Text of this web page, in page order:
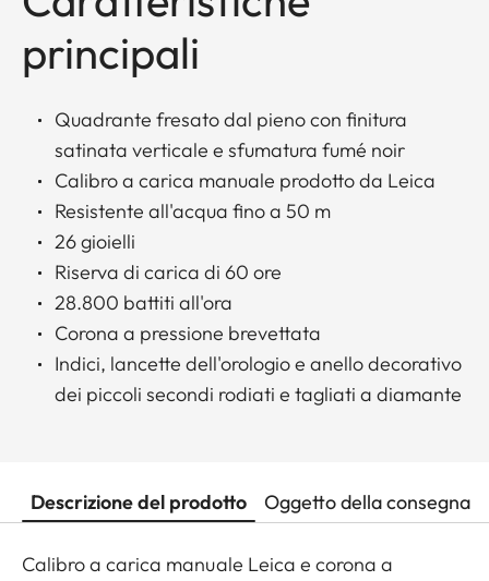
principali
Quadrante fresato dal pieno con finitura
satinata verticale e sfumatura fumé noir
Calibro a carica manuale prodotto da Leica
Resistente all'acqua fino a 50 m
26 gioielli
Riserva di carica di 60 ore
28.800 battiti all'ora
Corona a pressione brevettata
Indici, lancette dell'orologio e anello decorativo
dei piccoli secondi rodiati e tagliati a diamante
Descrizione del prodotto Oggetto della consegna
Calibro a carica manuale Leica e corona a